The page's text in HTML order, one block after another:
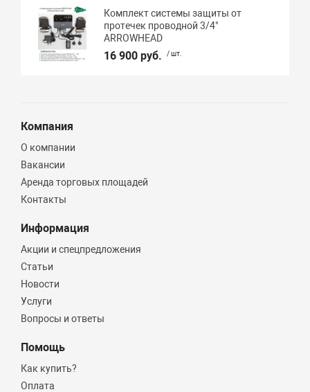
Комплект системы защиты от
протечек проводной 3/4"
ARROWHEAD
16 900 руб. / шт.
Компания
О компании
Вакансии
Аренда торговых площадей
Контакты
Информация
Акции и спецпредложения
Статьи
Новости
Услуги
Вопросы и ответы
Помощь
Как купить?
Оплата